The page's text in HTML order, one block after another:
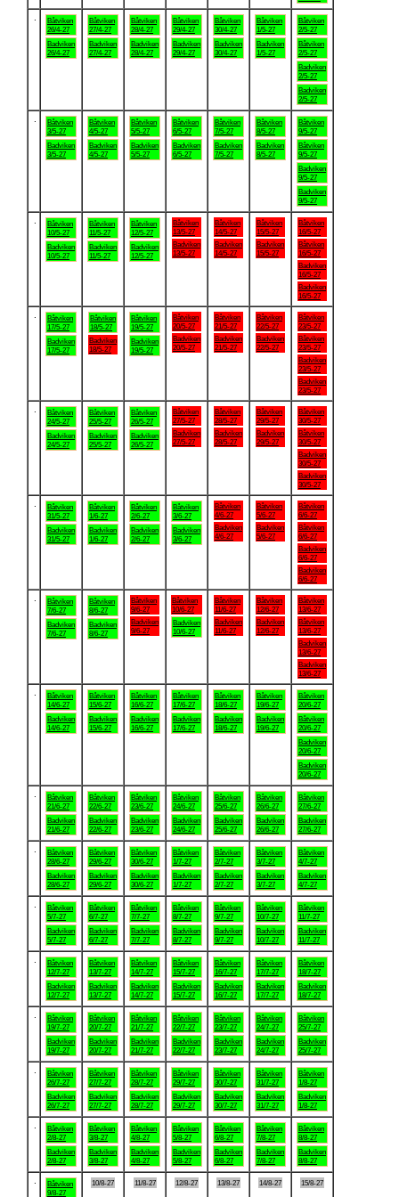
Båtviken
26/4-27
Badviken
26/4-27
Båtviken
27/4-27
Badviken
27/4-27
Båtviken
28/4-27
Badviken
28/4-27
Båtviken
29/4-27
Badviken
29/4-27
Båtviken
30/4-27
Badviken
30/4-27
Båtviken
1/5-27
Badviken
1/5-27
Båtviken
2/5-27
Båtviken
2/5-27
Badviken
2/5-27
Badviken
2/5-27
Båtviken
3/5-27
Badviken
3/5-27
Båtviken
4/5-27
Badviken
4/5-27
Båtviken
5/5-27
Badviken
5/5-27
Båtviken
6/5-27
Badviken
6/5-27
Båtviken
7/5-27
Badviken
7/5-27
Båtviken
8/5-27
Badviken
8/5-27
Båtviken
9/5-27
Båtviken
9/5-27
Badviken
9/5-27
Badviken
9/5-27
Båtviken
10/5-27
Badviken
10/5-27
Båtviken
11/5-27
Badviken
11/5-27
Båtviken
12/5-27
Badviken
12/5-27
Båtviken
13/5-27
Badviken
13/5-27
Båtviken
14/5-27
Badviken
14/5-27
Båtviken
15/5-27
Badviken
15/5-27
Båtviken
16/5-27
Båtviken
16/5-27
Badviken
16/5-27
Badviken
16/5-27
Båtviken
17/5-27
Badviken
17/5-27
Båtviken
18/5-27
Badviken
18/5-27
Båtviken
19/5-27
Badviken
19/5-27
Båtviken
20/5-27
Badviken
20/5-27
Båtviken
21/5-27
Badviken
21/5-27
Båtviken
22/5-27
Badviken
22/5-27
Båtviken
23/5-27
Båtviken
23/5-27
Badviken
23/5-27
Badviken
23/5-27
Båtviken
24/5-27
Badviken
24/5-27
Båtviken
25/5-27
Badviken
25/5-27
Båtviken
26/5-27
Badviken
26/5-27
Båtviken
27/5-27
Badviken
27/5-27
Båtviken
28/5-27
Badviken
28/5-27
Båtviken
29/5-27
Badviken
29/5-27
Båtviken
30/5-27
Båtviken
30/5-27
Badviken
30/5-27
Badviken
30/5-27
Båtviken
31/5-27
Badviken
31/5-27
Båtviken
1/6-27
Badviken
1/6-27
Båtviken
2/6-27
Badviken
2/6-27
Båtviken
3/6-27
Badviken
3/6-27
Båtviken
4/6-27
Badviken
4/6-27
Båtviken
5/6-27
Badviken
5/6-27
Båtviken
6/6-27
Båtviken
6/6-27
Badviken
6/6-27
Badviken
6/6-27
Båtviken
7/6-27
Badviken
7/6-27
Båtviken
8/6-27
Badviken
8/6-27
Båtviken
9/6-27
Badviken
9/6-27
Båtviken
10/6-27
Badviken
10/6-27
Båtviken
11/6-27
Badviken
11/6-27
Båtviken
12/6-27
Badviken
12/6-27
Båtviken
13/6-27
Båtviken
13/6-27
Badviken
13/6-27
Badviken
13/6-27
Båtviken
14/6-27
Badviken
14/6-27
Båtviken
15/6-27
Badviken
15/6-27
Båtviken
16/6-27
Badviken
16/6-27
Båtviken
17/6-27
Badviken
17/6-27
Båtviken
18/6-27
Badviken
18/6-27
Båtviken
19/6-27
Badviken
19/6-27
Båtviken
20/6-27
Båtviken
20/6-27
Badviken
20/6-27
Badviken
20/6-27
Båtviken
21/6-27
Badviken
21/6-27
Båtviken
22/6-27
Badviken
22/6-27
Båtviken
23/6-27
Badviken
23/6-27
Båtviken
24/6-27
Badviken
24/6-27
Båtviken
25/6-27
Badviken
25/6-27
Båtviken
26/6-27
Badviken
26/6-27
Båtviken
27/6-27
Badviken
27/6-27
Båtviken
28/6-27
Badviken
28/6-27
Båtviken
29/6-27
Badviken
29/6-27
Båtviken
30/6-27
Badviken
30/6-27
Båtviken
1/7-27
Badviken
1/7-27
Båtviken
2/7-27
Badviken
2/7-27
Båtviken
3/7-27
Badviken
3/7-27
Båtviken
4/7-27
Badviken
4/7-27
Båtviken
5/7-27
Badviken
5/7-27
Båtviken
6/7-27
Badviken
6/7-27
Båtviken
7/7-27
Badviken
7/7-27
Båtviken
8/7-27
Badviken
8/7-27
Båtviken
9/7-27
Badviken
9/7-27
Båtviken
10/7-27
Badviken
10/7-27
Båtviken
11/7-27
Badviken
11/7-27
Båtviken
12/7-27
Badviken
12/7-27
Båtviken
13/7-27
Badviken
13/7-27
Båtviken
14/7-27
Badviken
14/7-27
Båtviken
15/7-27
Badviken
15/7-27
Båtviken
16/7-27
Badviken
16/7-27
Båtviken
17/7-27
Badviken
17/7-27
Båtviken
18/7-27
Badviken
18/7-27
Båtviken
19/7-27
Badviken
19/7-27
Båtviken
20/7-27
Badviken
20/7-27
Båtviken
21/7-27
Badviken
21/7-27
Båtviken
22/7-27
Badviken
22/7-27
Båtviken
23/7-27
Badviken
23/7-27
Båtviken
24/7-27
Badviken
24/7-27
Båtviken
25/7-27
Badviken
25/7-27
Båtviken
26/7-27
Badviken
26/7-27
Båtviken
27/7-27
Badviken
27/7-27
Båtviken
28/7-27
Badviken
28/7-27
Båtviken
29/7-27
Badviken
29/7-27
Båtviken
30/7-27
Badviken
30/7-27
Båtviken
31/7-27
Badviken
31/7-27
Båtviken
1/8-27
Badviken
1/8-27
Båtviken
2/8-27
Badviken
2/8-27
Båtviken
3/8-27
Badviken
3/8-27
Båtviken
4/8-27
Badviken
4/8-27
Båtviken
5/8-27
Badviken
5/8-27
Båtviken
6/8-27
Badviken
6/8-27
Båtviken
7/8-27
Badviken
7/8-27
Båtviken
8/8-27
Badviken
8/8-27
Båtviken
9/8-27
10/8-27 11/8-27 12/8-27 13/8-27 14/8-27 15/8-27